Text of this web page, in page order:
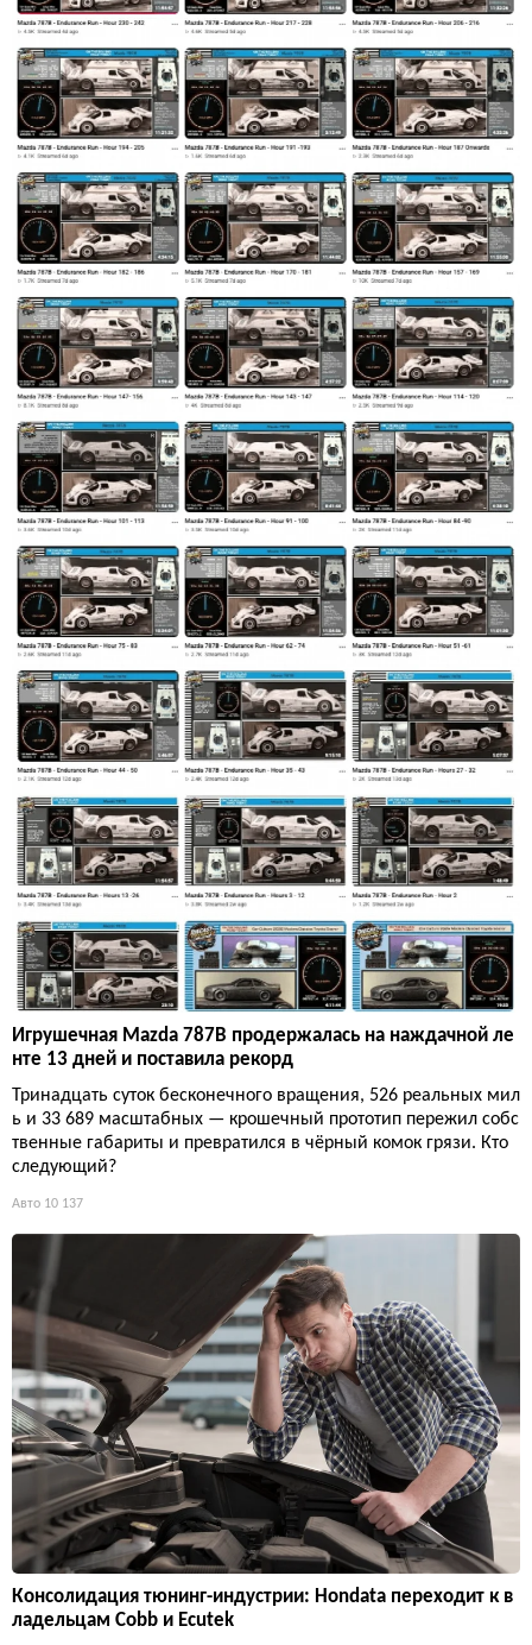
Игрушечная Mazda 787B продержалась на наждачной ле
нте 13 дней и поставила рекорд
Тринадцать суток бесконечного вращения, 526 реальных мил
ь и 33 689 масштабных — крошечный прототип пережил собс
твенные габариты и превратился в чёрный комок грязи. Кто
следующий?
Авто 10 137
Консолидация тюнинг-индустрии: Hondata переходит к в
ладельцам Cobb и Ecutek